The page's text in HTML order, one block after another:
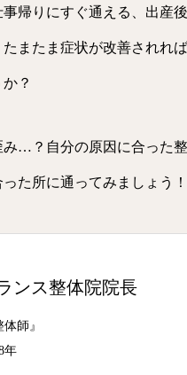
帰りにすぐ通える、出産
またま症状が改善されれ
？
…？自分の原因に合った
た所に通ってみましょう！
ンス整体院院長
体師』
年